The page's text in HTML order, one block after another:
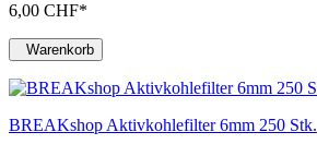
6,00 CHF*
Warenkorb
BREAKshop Aktivkohlefilter 6mm 250 Stk.